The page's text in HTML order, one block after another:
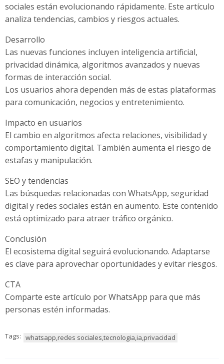
sociales están evolucionando rápidamente. Este artículo
analiza tendencias, cambios y riesgos actuales.
Desarrollo
Las nuevas funciones incluyen inteligencia artificial,
privacidad dinámica, algoritmos avanzados y nuevas
formas de interacción social.
Los usuarios ahora dependen más de estas plataformas
para comunicación, negocios y entretenimiento.
Impacto en usuarios
El cambio en algoritmos afecta relaciones, visibilidad y
comportamiento digital. También aumenta el riesgo de
estafas y manipulación.
SEO y tendencias
Las búsquedas relacionadas con WhatsApp, seguridad
digital y redes sociales están en aumento. Este contenido
está optimizado para atraer tráfico orgánico.
Conclusión
El ecosistema digital seguirá evolucionando. Adaptarse
es clave para aprovechar oportunidades y evitar riesgos.
CTA
Comparte este artículo por WhatsApp para que más
personas estén informadas.
Tags: whatsapp,redes sociales,tecnologia,ia,privacidad